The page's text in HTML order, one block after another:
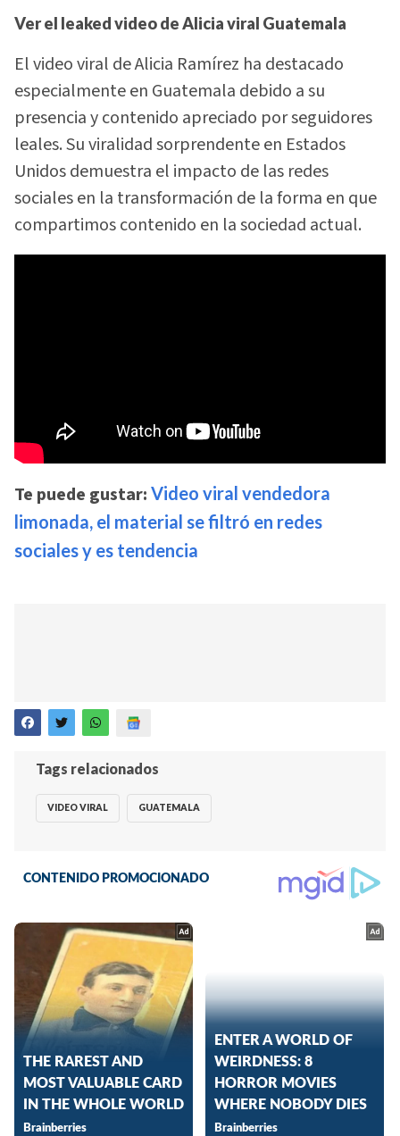
Ver el leaked video de Alicia viral Guatemala
El video viral de Alicia Ramírez ha destacado
especialmente en Guatemala debido a su
presencia y contenido apreciado por seguidores
leales. Su viralidad sorprendente en Estados
Unidos demuestra el impacto de las redes
sociales en la transformación de la forma en que
compartimos contenido en la sociedad actual.
Te puede gustar: Video viral vendedora
limonada, el material se filtró en redes
sociales y es tendencia
Tags relacionados
VIDEO VIRAL GUATEMALA